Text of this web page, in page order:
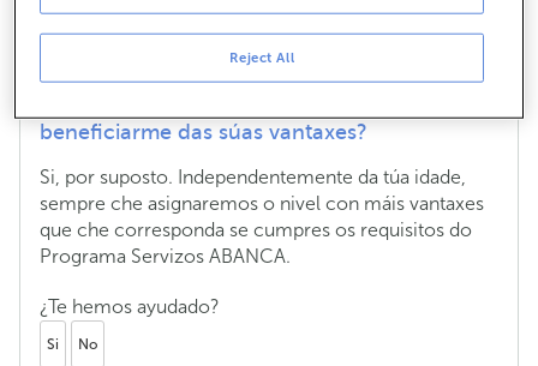
Teño menos de 29 anos, pero cumpro
os requisitos do nivel Premium do
beneficiarme das súas vantaxes?
Si, por suposto. Independentemente da túa idade,
sempre che asignaremos o nivel con máis vantaxes
que che corresponda se cumpres os requisitos do
Programa Servizos ABANCA.
¿Te hemos ayudado?
Si No
Reject All